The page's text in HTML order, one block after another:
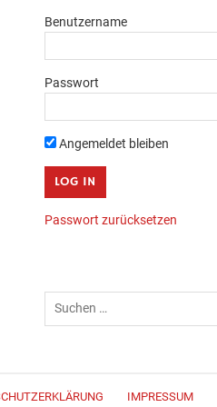
Benutzername
Passwort
Angemeldet bleiben
Passwort zurücksetzen
IMPRESSUM